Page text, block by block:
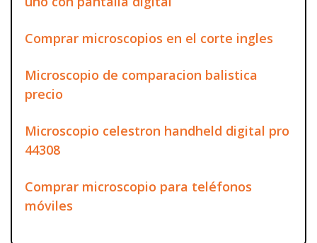
Comprar microscopios en el corte ingles
Microscopio de comparacion balistica
precio
Microscopio celestron handheld digital pro
44308
Comprar microscopio para teléfonos
móviles